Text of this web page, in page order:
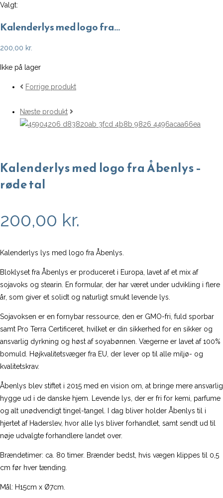
Valgt:
Kalenderlys med logo fra…
200,00 kr.
Ikke på lager
Forrige produkt
Næste produkt
Kalenderlys med logo fra Åbenlys –
røde tal
200,00 kr.
Kalenderlys lys med logo fra Åbenlys.
Bloklyset fra Åbenlys er produceret i Europa, lavet af et mix af
sojavoks og stearin. En formular, der har været under udvikling i flere
år, som giver et solidt og naturligt smukt levende lys.
Sojavoksen er en fornybar ressource, den er GMO-fri, fuld sporbar
samt Pro Terra Certificeret, hvilket er din sikkerhed for en sikker og
ansvarlig dyrkning og høst af soyabønnen. Vægerne er lavet af 100%
bomuld. Højkvalitetsvæger fra EU, der lever op til alle miljø- og
kvalitetskrav.
Åbenlys blev stiftet i 2015 med en vision om, at bringe mere ansvarlig
hygge ud i de danske hjem. Levende lys, der er fri for kemi, parfume
og alt unødvendigt tingel-tangel. I dag bliver holder Åbenlys til i
hjertet af Haderslev, hvor alle lys bliver forhandlet, samt sendt ud til
nøje udvalgte forhandlere landet over.
Brændetimer: ca. 80 timer. Brænder bedst, hvis vægen klippes til 0,5
cm før hver tænding.
Mål: H15cm x Ø7cm.